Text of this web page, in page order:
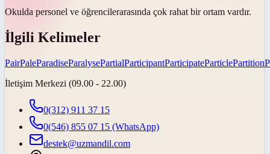
Okulda personel ve öğrencilerarasında çok rahat bir ortam vardır.
İlgili Kelimeler
PairPaleParadiseParalysePartialParticipantParticipateParticlePartition
İletişim Merkezi (09.00 - 22.00)
0(312) 911 37 15
0(546) 855 07 15 (WhatsApp)
destek@uzmandil.com